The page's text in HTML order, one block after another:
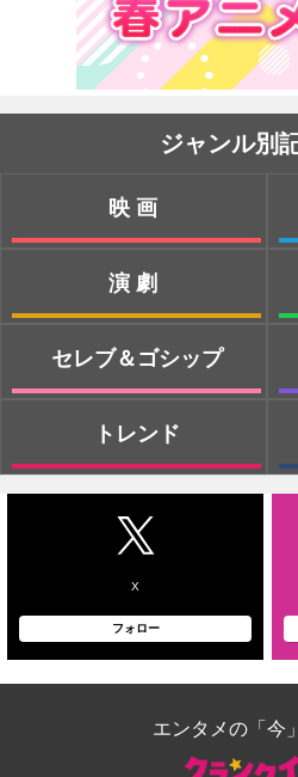
ジャンル別
映画
演劇
セレブ＆ゴシップ
トレンド
X
フォロー
エンタメの「今